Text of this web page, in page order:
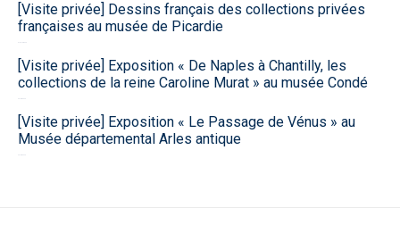
[Visite privée] Dessins français des collections privées
françaises au musée de Picardie
[Visite privée] Exposition « De Naples à Chantilly, les
collections de la reine Caroline Murat » au musée Condé
[Visite privée] Exposition « Le Passage de Vénus » au
Musée départemental Arles antique